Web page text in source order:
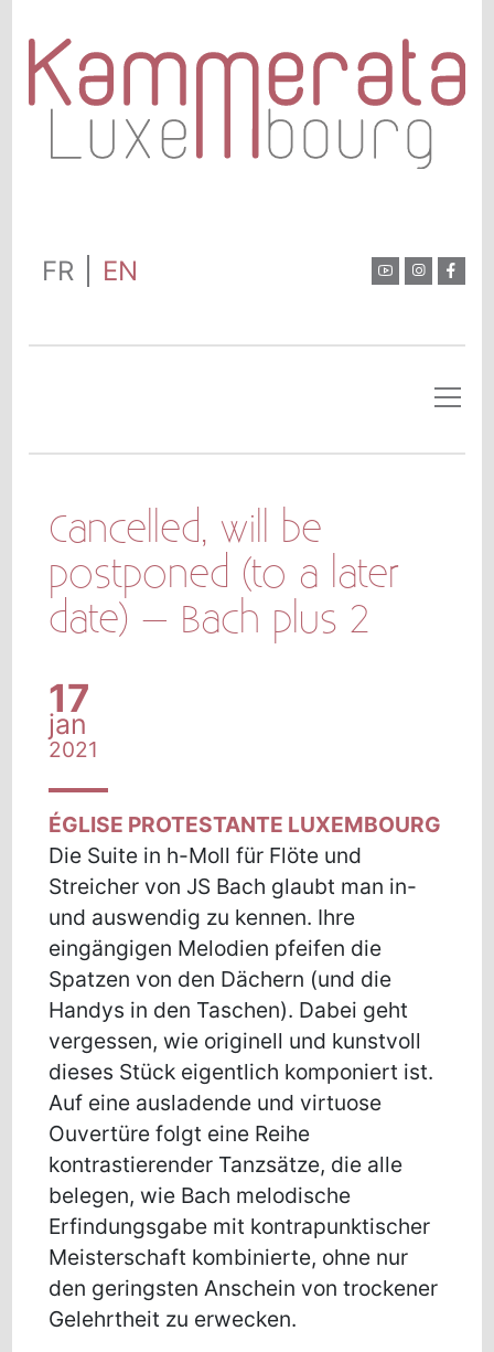
FR EN
Cancelled, will be
postponed (to a later
date) – Bach plus 2
17
jan
2021
ÉGLISE PROTESTANTE LUXEMBOURG
Die Suite in h-Moll für Flöte und
Streicher von JS Bach glaubt man in-
und auswendig zu kennen. Ihre
eingängigen Melodien pfeifen die
Spatzen von den Dächern (und die
Handys in den Taschen). Dabei geht
vergessen, wie originell und kunstvoll
dieses Stück eigentlich komponiert ist.
Auf eine ausladende und virtuose
Ouvertüre folgt eine Reihe
kontrastierender Tanzsätze, die alle
belegen, wie Bach melodische
Erfindungsgabe mit kontrapunktischer
Meisterschaft kombinierte, ohne nur
den geringsten Anschein von trockener
Gelehrtheit zu erwecken.